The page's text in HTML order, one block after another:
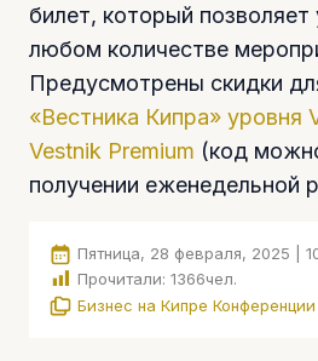
билет, который позволяет
любом количестве
Предусмотрены скидки
«Вестника Кипра» уровня
Vestnik Premium (код
получении еженедельной
Пятница, 28 февраля, 2025 |
Прочитали: 1366чел.
Бизнес на Кипре